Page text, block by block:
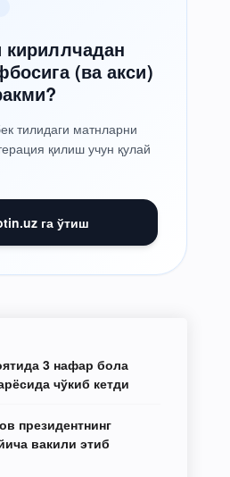
(ва акси)
тилидаги матнларни
қилиш учун қулай
га ўтиш
3 нафар бола
чўкиб кетди
президентнинг
вакили этиб